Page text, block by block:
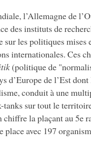
l’Allemagne de
des instituts de
sur les politiques
internationales. Ces
(politique de
d’Europe de l’Est
conduit à une
tanks sur tout le
la plaçant au 5e
place avec 197